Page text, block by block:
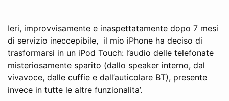
Ieri, improvvisamente e inaspettatamente dopo 7 mesi
di servizio ineccepibile, il mio iPhone ha deciso di
trasformarsi in un iPod Touch: l’audio delle telefonate
misteriosamente sparito (dallo speaker interno, dal
vivavoce, dalle cuffie e dall’auticolare BT), presente
invece in tutte le altre funzionalita’.